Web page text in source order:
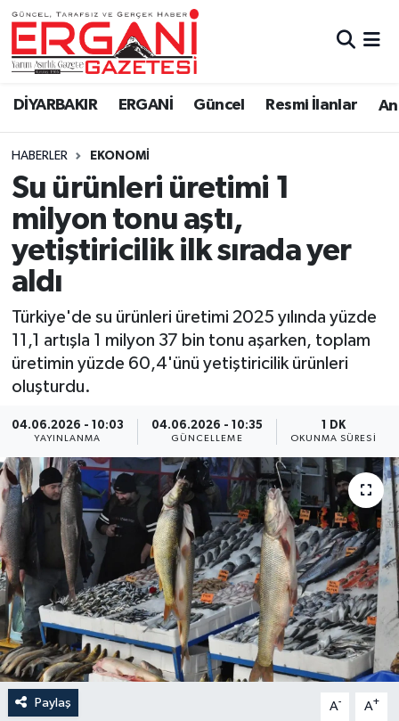
DİYARBAKIR ERGANİ Güncel Resmi İlanlar
HABERLER EKONOMİ
Su ürünleri üretimi 1
milyon tonu aştı,
yetiştiricilik ilk sırada yer
aldı
Türkiye'de su ürünleri üretimi 2025 yılında yüzde
11,1 artışla 1 milyon 37 bin tonu aşarken, toplam
üretimin yüzde 60,4'ünü yetiştiricilik ürünleri
oluşturdu.
04.06.2026 - 10:03
YAYINLANMA
04.06.2026 - 10:35
GÜNCELLEME
1 DK
OKUNMA SÜRESI
Paylaş A- A+
DİYARBAKIR
BİSMİL
BAĞLAR
ERGANİ
Güncel
Eği̇ti̇m
Resmi İlanlar
Sağlık
Si̇yaset
Spor
Yaşam
Anali̇z
Bi̇li̇m & Teknoloji̇
Dünya
Eği̇ti̇m
Ergani Nöbetçi Eczaneler
Ergani Hava Durumu
Ergani Trafik Yoğunluk Haritası
Süper Lig Puan Durumu ve Fikstür
Tüm Manşetler
Son Dakika Haberleri
Haber Arşivi